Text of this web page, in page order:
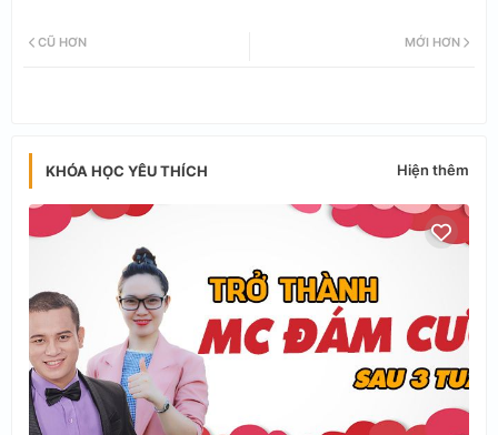
MỚI HƠN
CŨ HƠN
KHÓA HỌC YÊU THÍCH Hiện thêm